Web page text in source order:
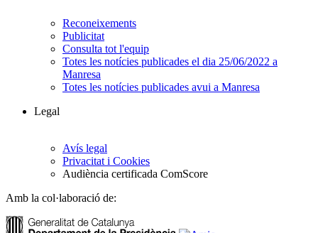
Reconeixements
Publicitat
Consulta tot l'equip
Totes les notícies publicades el dia 25/06/2022 a
Manresa
Totes les notícies publicades avui a Manresa
Legal
Avís legal
Privacitat i Cookies
Audiència certificada ComScore
Amb la col·laboració de: